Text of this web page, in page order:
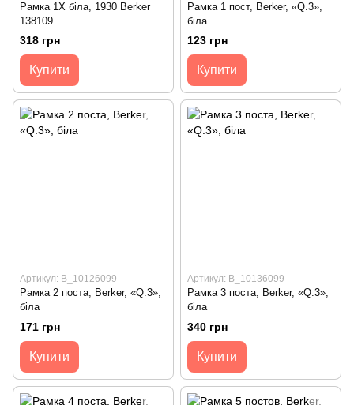
Рамка 1Х біла, 1930 Berker
138109
318 грн
Купити
Рамка 1 пост, Berker, «Q.3»,
біла
123 грн
Купити
Артикул: B_10126099
Рамка 2 поста, Berker, «Q.3»,
біла
171 грн
Купити
Артикул: B_10136099
Рамка 3 поста, Berker, «Q.3»,
біла
340 грн
Купити